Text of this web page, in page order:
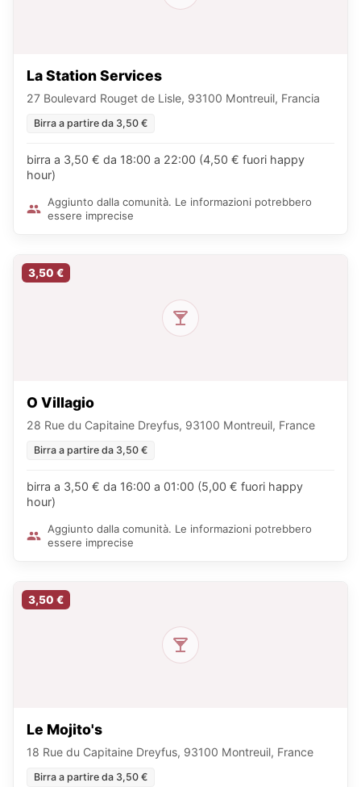
La Station Services
27 Boulevard Rouget de Lisle, 93100 Montreuil, Francia
Birra a partire da 3,50 €
birra a 3,50 € da 18:00 a 22:00 (4,50 € fuori happy
hour)
Aggiunto dalla comunità. Le informazioni potrebbero
essere imprecise
3,50 €
O Villagio
28 Rue du Capitaine Dreyfus, 93100 Montreuil, France
Birra a partire da 3,50 €
birra a 3,50 € da 16:00 a 01:00 (5,00 € fuori happy
hour)
Aggiunto dalla comunità. Le informazioni potrebbero
essere imprecise
3,50 €
Le Mojito's
18 Rue du Capitaine Dreyfus, 93100 Montreuil, France
Birra a partire da 3,50 €